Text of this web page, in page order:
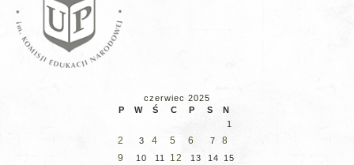
czerwiec 2025
P
W Ś C P S
N
1
2 3 4 5 6 7
8
9
10 11 12 13 14
15